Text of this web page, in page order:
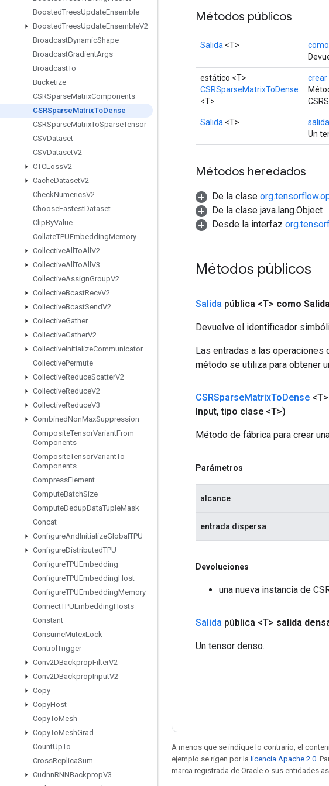
BoostedTreesUpdateEnsemble
BoostedTreesUpdateEnsembleV2
BroadcastDynamicShape
BroadcastGradientArgs
BroadcastTo
Bucketize
CSRSparseMatrixComponents
CSRSparseMatrixToDense
CSRSparseMatrixToSparseTensor
CSVDataset
CSVDatasetV2
CTCLossV2
CacheDatasetV2
CheckNumericsV2
ChooseFastestDataset
ClipByValue
CollateTPUEmbeddingMemory
CollectiveAll ToAll V2
CollectiveAll ToAll V3
CollectiveAssignGroupV2
CollectiveBcastRecvV2
CollectiveBcastSendV2
CollectiveGather
CollectiveGatherV2
CollectiveInitializeCommunicator
CollectivePermute
CollectiveReduceScatterV2
CollectiveReduceV2
CollectiveReduceV3
CombinedNonMaxSuppression
CompositeTensorVariantFrom
Components
CompositeTensorVariantTo
Components
CompressElement
ComputeBatchSize
ComputeDedupDataTupleMask
Concat
ConfigureAndInitializeGlobal TPU
ConfigureDistributedTPU
ConfigureTPUEmbedding
ConfigureTPUEmbeddingHost
ConfigureTPUEmbeddingMemory
ConnectTPUEmbeddingHosts
Constant
ConsumeMutexLock
Control Trigger
Conv2DBackpropFilterV2
Conv2DBackpropInputV2
Copy
CopyHost
CopyToMesh
CopyToMeshGrad
CountUpTo
CrossReplicaSum
CudnnRNNBackpropV3
Métodos públicos
Salida <T>
estático <T>
CSRSparseMatrixToDense
<T>
crear
Salida <T>
Un
Métodos heredados
De la clase
De la clase java.lang.Object
Desde la interfaz
Métodos públicos
Salida pública <T> como
Devuelve el identificador
Las entradas a las operaciones
método se utiliza para obtener
CSRSparseMatrixToDense
Input, tipo clase <T>)
Método de fábrica para crear
Parámetros
alcance
entrada dispersa
Devoluciones
una nueva instancia de
Salida pública <T> salida
Un tensor denso.
A menos que se indique lo contrario, el
ejemplo se rigen por la licencia Apache 2.0 .
marca registrada de Oracle o sus entidades